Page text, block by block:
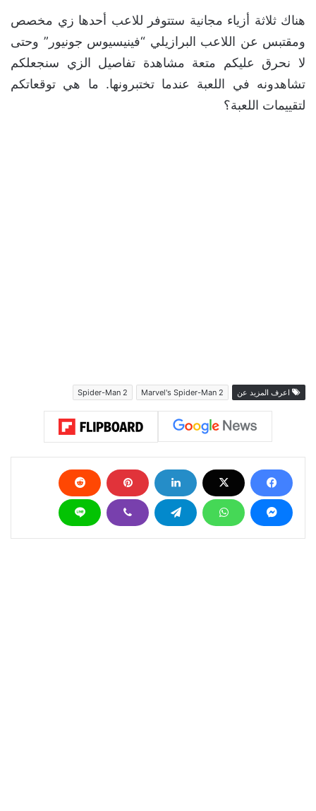
هناك ثلاثة أزياء مجانية ستتوفر للاعب أحدها زي مخصص
ومقتبس عن اللاعب البرازيلي “فينيسيوس جونيور” وحتى
لا نحرق عليكم متعة مشاهدة تفاصيل الزي سنجعلكم
تشاهدونه في اللعبة عندما تختبرونها. ما هي توقعاتكم
لتقييمات اللعبة؟
اعرف المزيد عن Marvel's Spider-Man 2
Spider-Man 2